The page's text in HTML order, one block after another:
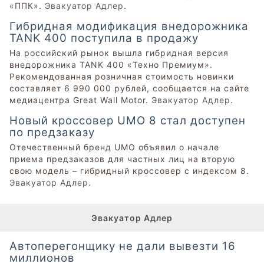
«ППК». Эвакуатор Адлер.
Гибридная модификация внедорожника
TANK 400 поступила в продажу
На российский рынок вышла гибридная версия
внедорожника TANK 400 «Техно Премиум».
Рекомендованная розничная стоимость новинки
составляет 6 990 000 рублей, сообщается на сайте
медиацентра Great Wall Motor. Эвакуатор Адлер.
Новый кроссовер UMO 8 стал доступен
по предзаказу
Отечественный бренд UMO объявил о начале
приема предзаказов для частных лиц на вторую
свою модель – гибридный кроссовер с индексом 8.
Эвакуатор Адлер.
Эвакуатор Адлер
Автоперегонщику не дали вывезти 16
миллионов